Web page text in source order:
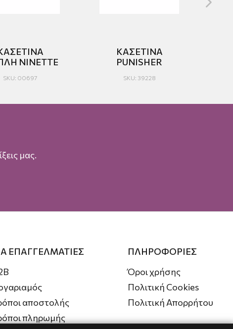
NINETTE
SKU: 00697
ΚΑΣΕΤΙΝΑ
PUNISHER
SKU: 39228
μας.
ΕΠΑΓΓΕΛΜΑΤΙΕΣ
αποστολής
πληρωμής
ΠΛΗΡΟΦΟΡΙΕΣ
Όροι χρήσης
Πολιτική Cookies
Πολιτική Απορρήτου